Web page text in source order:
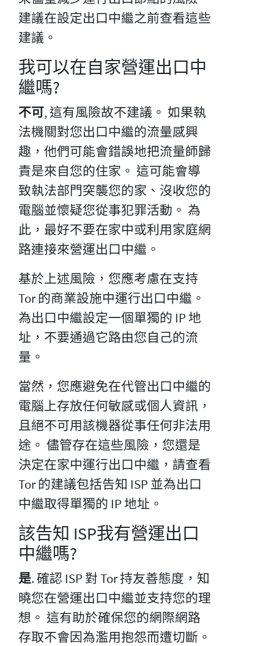
建議在設定出口中繼之前查看這些
建議。
我可以在自家營運出口中
繼嗎?
不可, 這有風險故不建議。 如果執
法機關對您出口中繼的流量感興
趣，他們可能會錯誤地把流量師歸
責是來自您的住家。 這可能會導
致執法部門突襲您的家、沒收您的
電腦並懷疑您從事犯罪活動。 為
此，最好不要在家中或利用家庭網
路連接來營運出口中繼。
基於上述風險，您應考慮在支持
Tor 的商業設施中運行出口中繼。
為出口中繼設定一個單獨的 IP 地
址，不要通過它路由您自己的流
量。
當然，您應避免在代管出口中繼的
電腦上存放任何敏感或個人資訊，
且絕不可用該機器從事任何非法用
途。 儘管存在這些風險，您還是
決定在家中運行出口中繼，請查看
Tor 的建議包括告知 ISP 並為出口
中繼取得單獨的 IP 地址。
該告知 ISP我有營運出口
中繼嗎?
是. 確認 ISP 對 Tor 持友善態度，知
曉您在營運出口中繼並支持您的理
想。 這有助於確保您的網際網路
存取不會因為濫用抱怨而遭切斷。